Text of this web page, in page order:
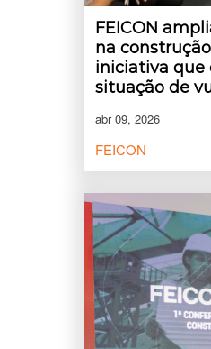
FEICON
na
iniciativa que
situação de
abr 09, 2026
FEICON